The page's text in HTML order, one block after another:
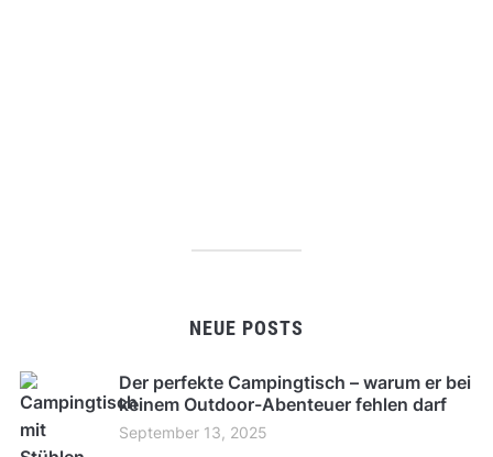
NEUE POSTS
Der perfekte Campingtisch – warum er bei
keinem Outdoor-Abenteuer fehlen darf
September 13, 2025